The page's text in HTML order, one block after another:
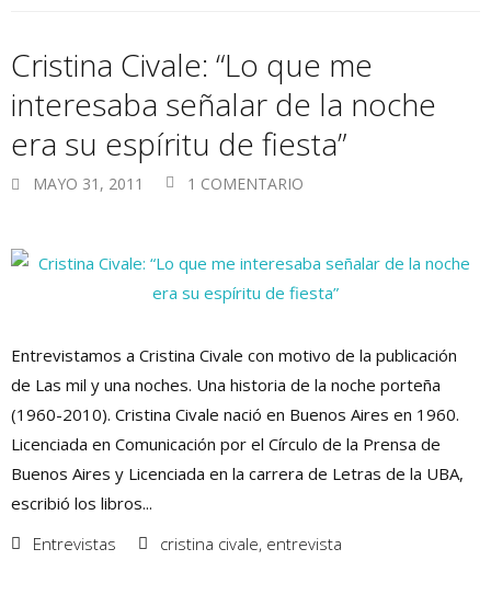
Cristina Civale: “Lo que me
interesaba señalar de la noche
era su espíritu de fiesta”
MAYO 31, 2011 1 COMENTARIO
Entrevistamos a Cristina Civale con motivo de la publicación
de Las mil y una noches. Una historia de la noche porteña
(1960-2010). Cristina Civale nació en Buenos Aires en 1960.
Licenciada en Comunicación por el Círculo de la Prensa de
Buenos Aires y Licenciada en la carrera de Letras de la UBA,
escribió los libros...
Entrevistas
cristina civale, entrevista